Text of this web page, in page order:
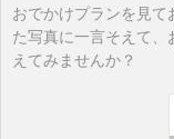
おでかけプランを見
た写真に一言そえて
えてみませんか？